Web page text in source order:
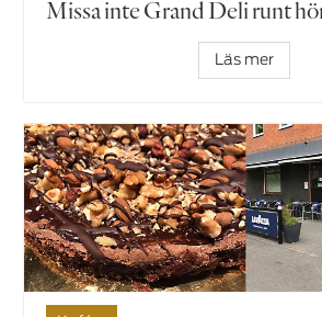
Missa inte Grand Deli runt
Läs mer